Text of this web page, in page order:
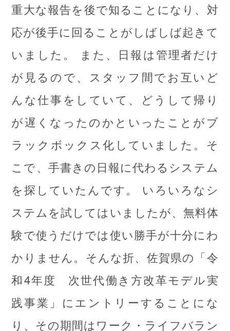
重大な報告を後で知ることになり、対
応が後手に回ることがしばしば起きて
いました。 また、日報は管理者だけ
が見るので、スタッフ間でお互いど
んな仕事をしていて、どうして帰り
が遅くなったのかといったことがブ
ラックボックス化していました。そ
こで、手書きの日報に代わるシステム
を探していたんです。 いろいろなシ
ステムを試してはいましたが、無料体
験で使うだけでは使い勝手が十分にわ
かりません。そんな折、佐賀県の「令
和4年度 次世代働き方改革モデル実
践事業」にエントリーすることにな
り、その期間はワーク・ライフバラン